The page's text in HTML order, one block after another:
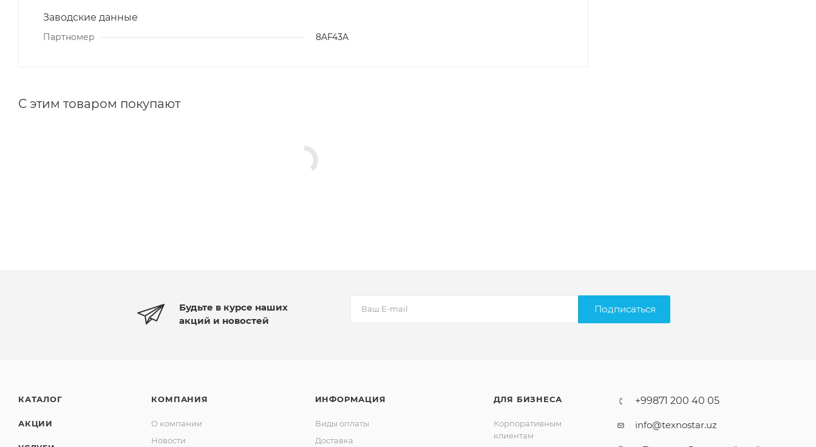
Заводские данные
Партномер 8AF43A
С этим товаром покупают
Будьте в курсе наших
акций и новостей
Подписаться
КАТАЛОГ
АКЦИИ
КОМПАНИЯ
О компании
Новости
ИНФОРМАЦИЯ
Виды оплаты
Доставка
ДЛЯ БИЗНЕСА
Корпоративным
клиентам
+99871 200 40 05
info@texnostar.uz